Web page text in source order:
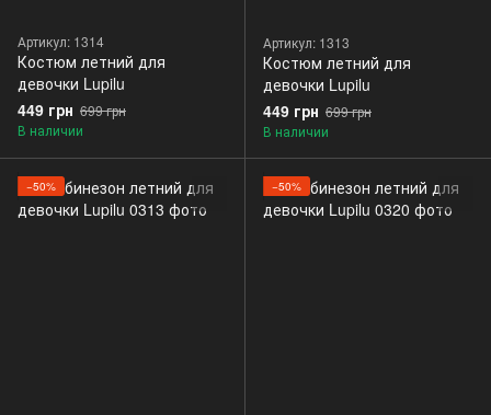
Артикул: 1314
Костюм летний для
девочки Lupilu
449 грн 699 грн
В наличии
Артикул: 1313
Костюм летний для
девочки Lupilu
449 грн 699 грн
В наличии
−50% −50%